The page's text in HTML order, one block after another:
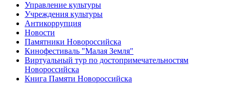
Управление культуры
Учреждения культуры
Антикоррупция
Новости
Памятники Новороссийска
Кинофестиваль "Малая Земля"
Виртуальный тур по достопримечательностям
Новороссийска
Книга Памяти Новороссийска